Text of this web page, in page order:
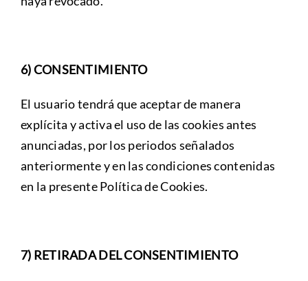
6) CONSENTIMIENTO
El usuario tendrá que aceptar de manera
explícita y activa el uso de las cookies antes
anunciadas, por los periodos señalados
anteriormente y en las condiciones contenidas
en la presente Política de Cookies.
7) RETIRADA DEL CONSENTIMIENTO